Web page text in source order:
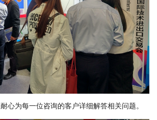
心为每一位咨询的客户详细解答相关问题。